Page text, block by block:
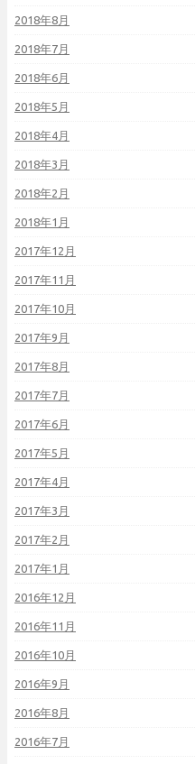
2018年8月
2018年7月
2018年6月
2018年5月
2018年4月
2018年3月
2018年2月
2018年1月
2017年12月
2017年11月
2017年10月
2017年9月
2017年8月
2017年7月
2017年6月
2017年5月
2017年4月
2017年3月
2017年2月
2017年1月
2016年12月
2016年11月
2016年10月
2016年9月
2016年8月
2016年7月